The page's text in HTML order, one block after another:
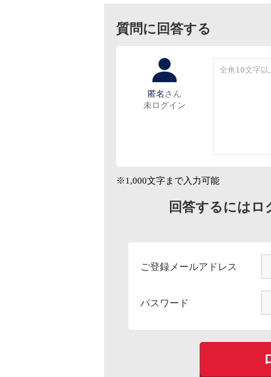
質問に回答する
匿名 さん
未ログイン
※1,000文字まで入力可能
回答するにはロ
ご登録メールアドレス
パスワード